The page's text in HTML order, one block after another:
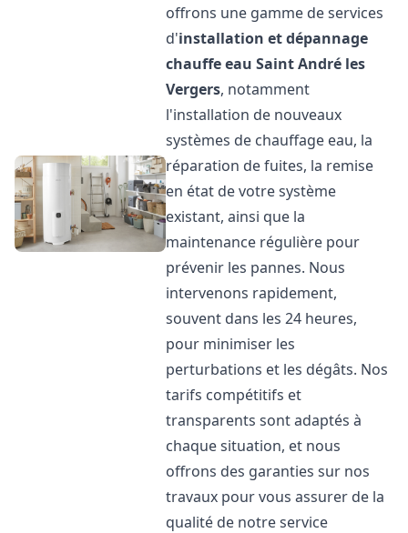
offrons une gamme de services
d'installation et dépannage
chauffe eau Saint André les
Vergers, notamment
l'installation de nouveaux
systèmes de chauffage eau, la
réparation de fuites, la remise
en état de votre système
existant, ainsi que la
maintenance régulière pour
prévenir les pannes. Nous
intervenons rapidement,
souvent dans les 24 heures,
pour minimiser les
perturbations et les dégâts. Nos
tarifs compétitifs et
transparents sont adaptés à
chaque situation, et nous
offrons des garanties sur nos
travaux pour vous assurer de la
qualité de notre service